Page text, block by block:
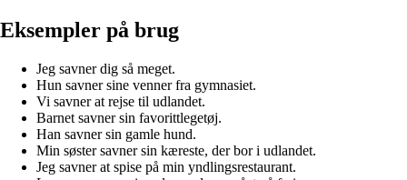
Eksempler på brug
Jeg savner dig så meget.
Hun savner sine venner fra gymnasiet.
Vi savner at rejse til udlandet.
Barnet savner sin favorittlegetøj.
Han savner sin gamle hund.
Min søster savner sin kæreste, der bor i udlandet.
Jeg savner at spise på min yndlingsrestaurant.